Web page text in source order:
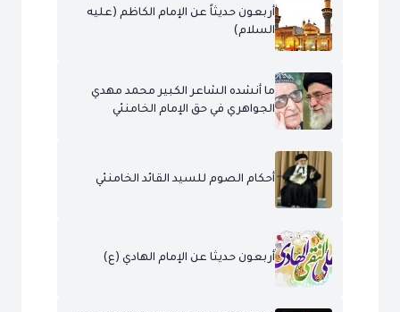
أربعون حديثاً عن الإمام الكاظم (عليه
السلام)
ما أنشده الشاعر الكبير محمد مهدي
الجواهري في حق الإمام الخامنئي
أحكام الصوم للسيد القائد الخامنئي
أربعون حديثا عن الإمام الهادي (ع)